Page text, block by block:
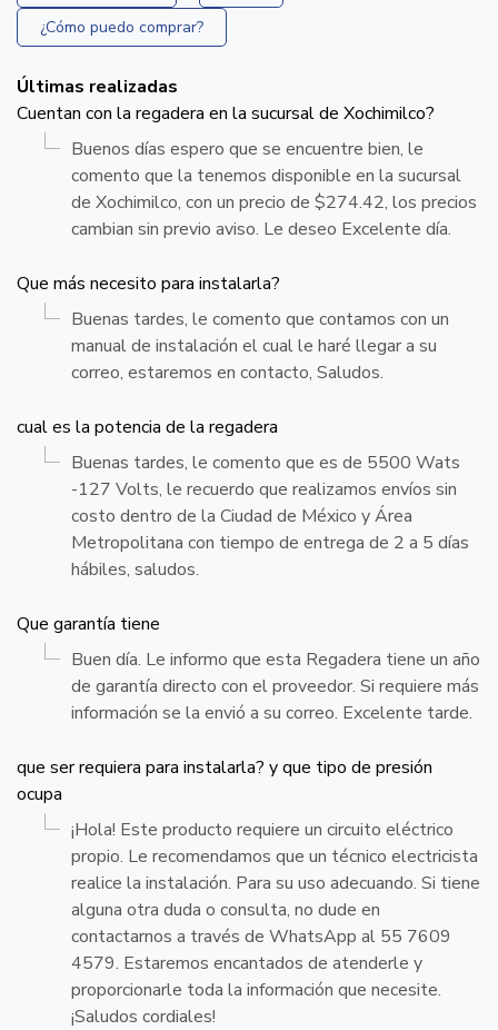
¿Cómo puedo comprar?
Últimas realizadas
Cuentan con la regadera en la sucursal de Xochimilco?
Buenos días espero que se encuentre bien, le
comento que la tenemos disponible en la sucursal
de Xochimilco, con un precio de $274.42, los precios
cambian sin previo aviso. Le deseo Excelente día.
Que más necesito para instalarla?
Buenas tardes, le comento que contamos con un
manual de instalación el cual le haré llegar a su
correo, estaremos en contacto, Saludos.
cual es la potencia de la regadera
Buenas tardes, le comento que es de 5500 Wats
-127 Volts, le recuerdo que realizamos envíos sin
costo dentro de la Ciudad de México y Área
Metropolitana con tiempo de entrega de 2 a 5 días
hábiles, saludos.
Que garantía tiene
Buen día. Le informo que esta Regadera tiene un año
de garantía directo con el proveedor. Si requiere más
información se la envió a su correo. Excelente tarde.
que ser requiera para instalarla? y que tipo de presión
ocupa
¡Hola! Este producto requiere un circuito eléctrico
propio. Le recomendamos que un técnico electricista
realice la instalación. Para su uso adecuando. Si tiene
alguna otra duda o consulta, no dude en
contactarnos a través de WhatsApp al 55 7609
4579. Estaremos encantados de atenderle y
proporcionarle toda la información que necesite.
¡Saludos cordiales!